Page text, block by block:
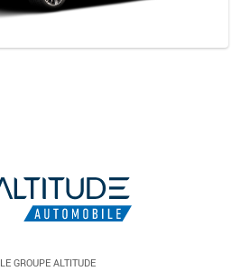
LE GROUPE ALTITUDE